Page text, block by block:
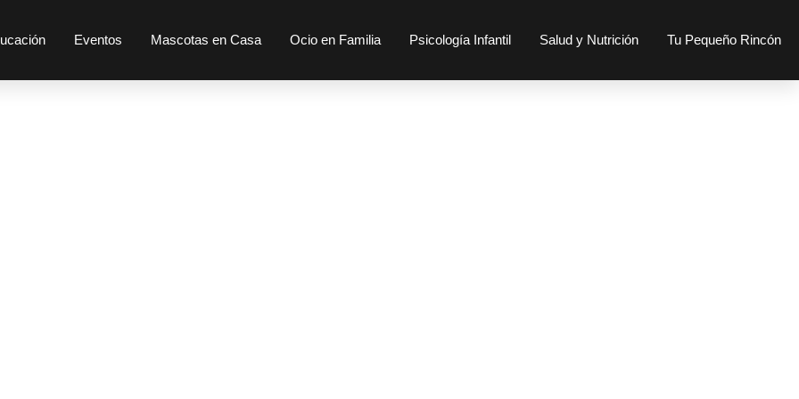
Eventos Mascotas en Casa Ocio en Familia Psicología Infantil Salud y Nutrición Tu Pequeño Rincón